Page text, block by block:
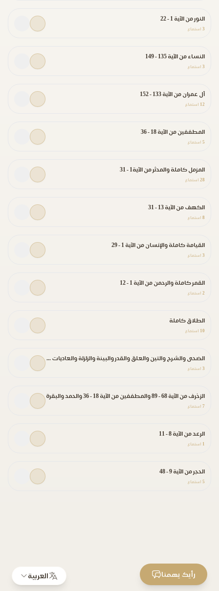
النور من الآية 1 - 22
3 استماع
النساء من الآية 135 - 149
3 استماع
آل عمران من الآية 133 - 152
12 استماع
المطففين من الآية 18 - 36
5 استماع
المزمل كاملة والمدثر من الآية1 - 31
28 استماع
الكهف من الآية 13 - 31
8 استماع
القيامة كاملة والإنسان من الآية 1 - 29
3 استماع
القمر كاملة والرحمن من الآية 1 - 12
2 استماع
الطلاق كاملة
10 استماع
الضحى والشرح والتين والعلق والقدر والبينة والزلزلة والعاديات والقارعة
3 استماع
الزخرف من الآية 68 - 89 والمطففين من الآية 18 - 36 والحمد والبقرة
7 استماع
الرعد من الآية 8 - 11
1 استماع
الحجر من الآية 9 - 48
5 استماع
العربية رأيك يهمنا